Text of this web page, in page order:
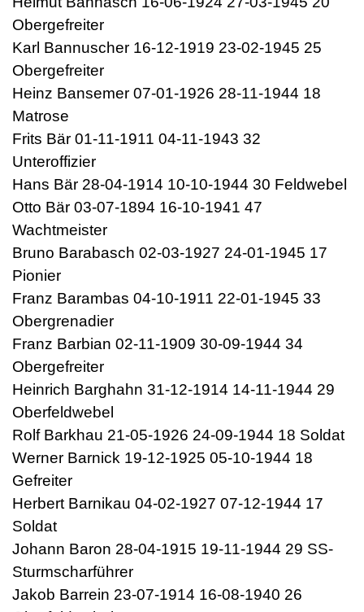
Obergefreiter
Karl Bannuscher 16-12-1919 23-02-1945 25
Obergefreiter
Heinz Bansemer 07-01-1926 28-11-1944 18
Matrose
Frits Bär 01-11-1911 04-11-1943 32
Unteroffizier
Hans Bär 28-04-1914 10-10-1944 30 Feldwebel
Otto Bär 03-07-1894 16-10-1941 47
Wachtmeister
Bruno Barabasch 02-03-1927 24-01-1945 17
Pionier
Franz Barambas 04-10-1911 22-01-1945 33
Obergrenadier
Franz Barbian 02-11-1909 30-09-1944 34
Obergefreiter
Heinrich Barghahn 31-12-1914 14-11-1944 29
Oberfeldwebel
Rolf Barkhau 21-05-1926 24-09-1944 18 Soldat
Werner Barnick 19-12-1925 05-10-1944 18
Gefreiter
Herbert Barnikau 04-02-1927 07-12-1944 17
Soldat
Johann Baron 28-04-1915 19-11-1944 29 SS-
Sturmscharführer
Jakob Barrein 23-07-1914 16-08-1940 26